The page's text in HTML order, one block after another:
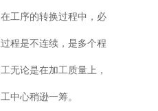
工序的转换过程中，必
程是不连续，是多个程
无论是在加工质量上，
中心稍逊一筹。